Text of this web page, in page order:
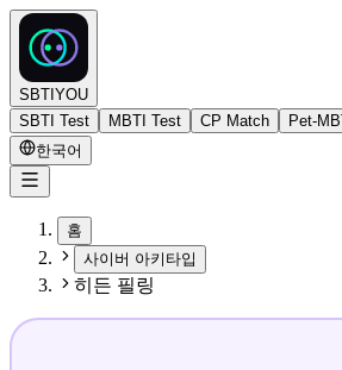
SBTIYOU
SBTI Test
MBTI Test CP Match Pet-
한국어
홈
사이버 아키타입
히든 필링